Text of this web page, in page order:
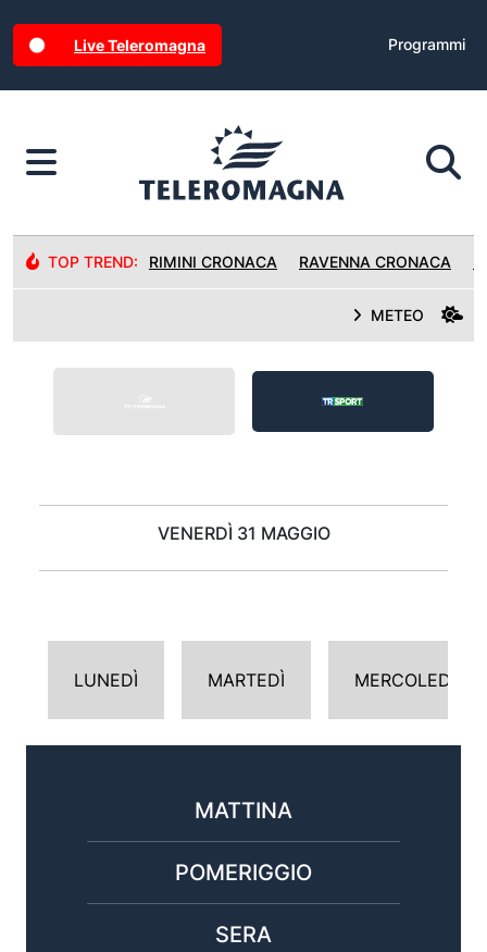
Live Teleromagna Programmi
TOP TREND: RIMINI CRONACA RAVENNA CRONACA
METEO
VENERDÌ 31 MAGGIO
LUNEDÌ MARTEDÌ MERCOLEDÌ
MATTINA
POMERIGGIO
SERA